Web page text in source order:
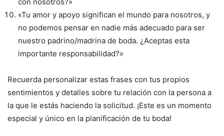
con nosotros?»
«Tu amor y apoyo significan el mundo para nosotros, y
no podemos pensar en nadie más adecuado para ser
nuestro padrino/madrina de boda. ¿Aceptas esta
importante responsabilidad?»
Recuerda personalizar estas frases con tus propios
sentimientos y detalles sobre tu relación con la persona a
la que le estás haciendo la solicitud. ¡Este es un momento
especial y único en la planificación de tu boda!